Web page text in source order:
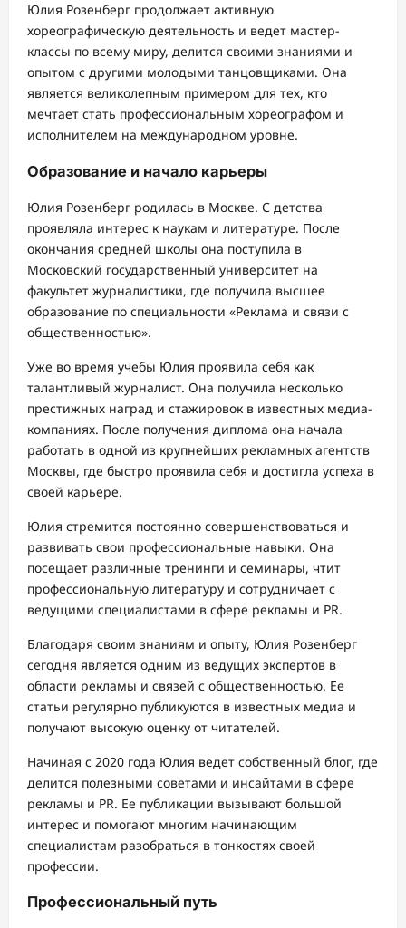
Юлия Розенберг продолжает активную
хореографическую деятельность и ведет мастер-
классы по всему миру, делится своими знаниями и
опытом с другими молодыми танцовщиками. Она
является великолепным примером для тех, кто
мечтает стать профессиональным хореографом и
исполнителем на международном уровне.
Образование и начало карьеры
Юлия Розенберг родилась в Москве. С детства
проявляла интерес к наукам и литературе. После
окончания средней школы она поступила в
Московский государственный университет на
факультет журналистики, где получила высшее
образование по специальности «Реклама и связи с
общественностью».
Уже во время учебы Юлия проявила себя как
талантливый журналист. Она получила несколько
престижных наград и стажировок в известных медиа-
компаниях. После получения диплома она начала
работать в одной из крупнейших рекламных агентств
Москвы, где быстро проявила себя и достигла успеха в
своей карьере.
Юлия стремится постоянно совершенствоваться и
развивать свои профессиональные навыки. Она
посещает различные тренинги и семинары, чтит
профессиональную литературу и сотрудничает с
ведущими специалистами в сфере рекламы и PR.
Благодаря своим знаниям и опыту, Юлия Розенберг
сегодня является одним из ведущих экспертов в
области рекламы и связей с общественностью. Ее
статьи регулярно публикуются в известных медиа и
получают высокую оценку от читателей.
Начиная с 2020 года Юлия ведет собственный блог, где
делится полезными советами и инсайтами в сфере
рекламы и PR. Ее публикации вызывают большой
интерес и помогают многим начинающим
специалистам разобраться в тонкостях своей
профессии.
Профессиональный путь